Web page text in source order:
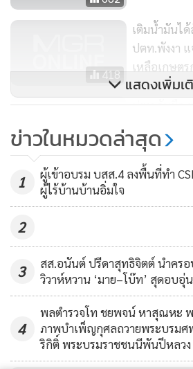
418
เติมน้ำมันไ
ปตท.พังงา
เหลือเกษตร
433
ปตท.จับมือ
โอกาส
แสดงเพิ่มเ
ข่าวในหมวดล่าสุด
1
ผู้เข้าอบรม บสส.4 ลงพื้นที่ทำ
ผู้ไร้บ้านบ้านอิ่มใจ
2
3
สส.อนันต์ ปรีดาสุทธิจิตต์ นำครอ
วิวาห์หวาน ‘มาย–โบ๊ท’ สุดอบอุ่
4
พลตำรวจโท ชยพจน์ หาสุณหะ
ภาพบำเพ็ญกุศลถวายพระบรมศ
ริกิติ์ พระบรมราชชนนีพันปีหลวง